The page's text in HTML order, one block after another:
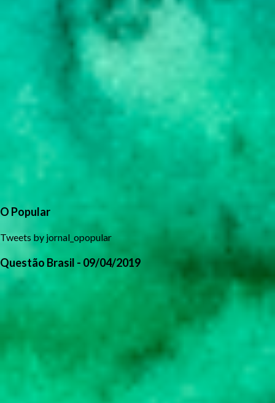
O Popular
Tweets by jornal_opopular
Questão Brasil - 09/04/2019